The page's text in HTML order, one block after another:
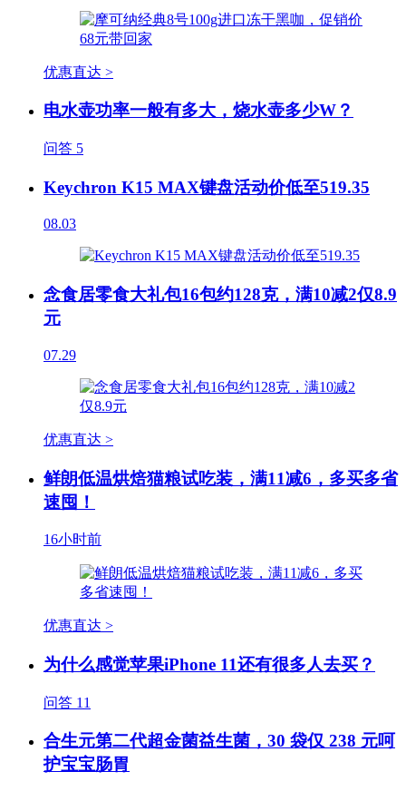
优惠直达 >
电水壶功率一般有多大，烧水壶多少W？
问答 5
Keychron K15 MAX键盘活动价低至519.35
08.03
念食居零食大礼包16包约128克，满10减2仅8.9
元
07.29
优惠直达 >
鲜朗低温烘焙猫粮试吃装，满11减6，多买多省
速囤！
16小时前
优惠直达 >
为什么感觉苹果iPhone 11还有很多人去买？
问答 11
合生元第二代超金菌益生菌，30 袋仅 238 元呵
护宝宝肠胃